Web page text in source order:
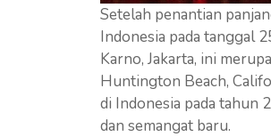
Setelah penantian
Indonesia pada tanggal
Karno, Jakarta, ini
Huntington Beach,
di Indonesia pada tahun
dan semangat baru.